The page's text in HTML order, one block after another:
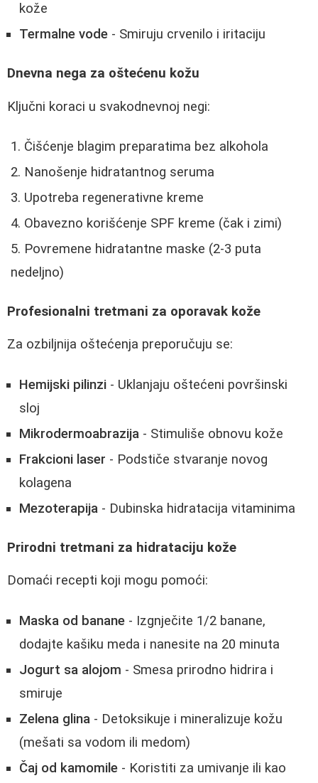
kože
Termalne vode - Smiruju crvenilo i iritaciju
Dnevna nega za oštećenu kožu
Ključni koraci u svakodnevnoj negi:
Čišćenje blagim preparatima bez alkohola
Nanošenje hidratantnog seruma
Upotreba regenerativne kreme
Obavezno korišćenje SPF kreme (čak i zimi)
Povremene hidratantne maske (2-3 puta
nedeljno)
Profesionalni tretmani za oporavak kože
Za ozbiljnija oštećenja preporučuju se:
Hemijski pilinzi - Uklanjaju oštećeni površinski
sloj
Mikrodermoabrazija - Stimuliše obnovu kože
Frakcioni laser - Podstiče stvaranje novog
kolagena
Mezoterapija - Dubinska hidratacija vitaminima
Prirodni tretmani za hidrataciju kože
Domaći recepti koji mogu pomoći:
Maska od banane - Izgnječite 1/2 banane,
dodajte kašiku meda i nanesite na 20 minuta
Jogurt sa alojom - Smesa prirodno hidrira i
smiruje
Zelena glina - Detoksikuje i mineralizuje kožu
(mešati sa vodom ili medom)
Čaj od kamomile - Koristiti za umivanje ili kao